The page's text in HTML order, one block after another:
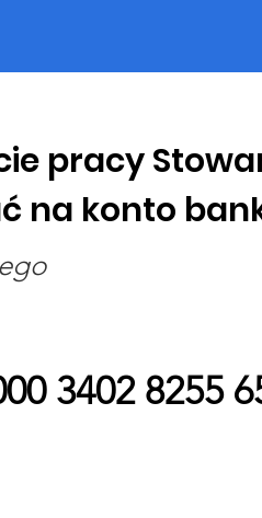
pracy
na konto
3402 8255